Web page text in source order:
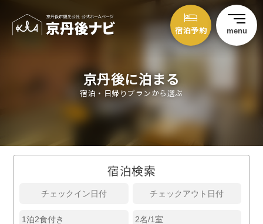
宿泊予約 menu
京丹後に泊まる
宿泊・日帰りプランから選ぶ
宿泊検索